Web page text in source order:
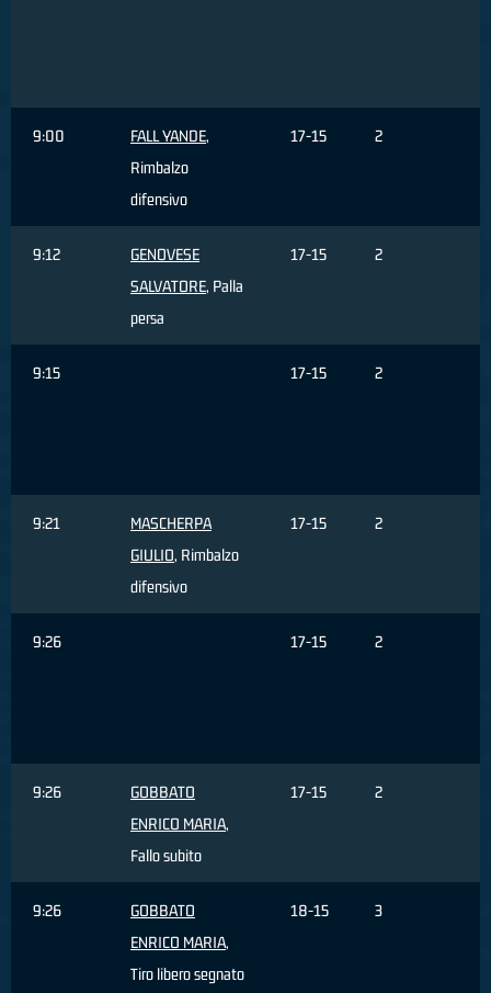
9:00 FALL YANDE,
Rimbalzo
difensivo
17-15 2
9:12
GENOVESE
SALVATORE, Palla
persa
17-15 2
9:15 17-15 2
9:21
MASCHERPA
GIULIO, Rimbalzo
difensivo
17-15 2
9:26 17-15 2
9:26
GOBBATO
ENRICO MARIA,
Fallo subito
17-15 2
9:26
GOBBATO
ENRICO MARIA,
Tiro libero segnato
18-15 3